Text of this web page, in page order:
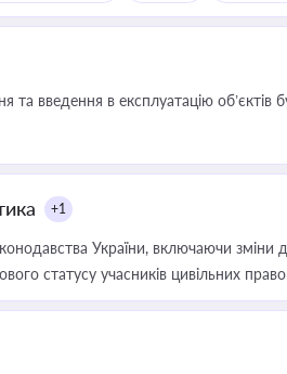
введення в експлуатацію об’єктів
+1
України, включаючи зміни
статусу учасників цивільних